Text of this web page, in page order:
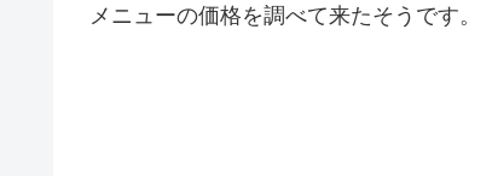
メニューの価格を調べて来たそうです。